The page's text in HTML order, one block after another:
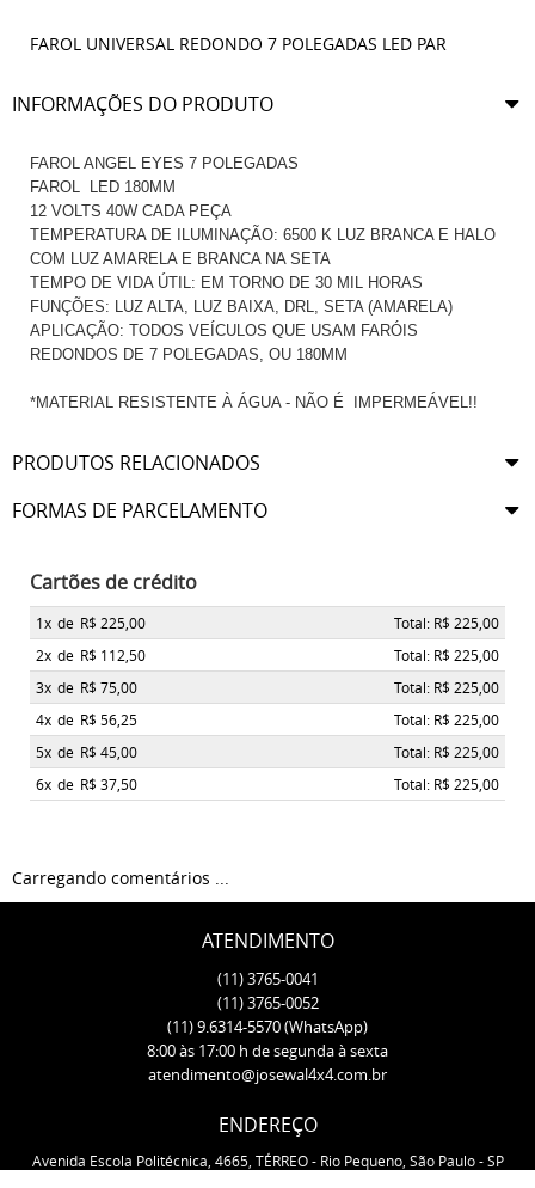
FAROL UNIVERSAL REDONDO 7 POLEGADAS LED PAR
INFORMAÇÕES DO PRODUTO
FAROL ANGEL EYES 7 POLEGADAS
FAROL LED 180MM
12 VOLTS 40W CADA PEÇA
TEMPERATURA DE ILUMINAÇÃO: 6500 K LUZ BRANCA E HALO
COM LUZ AMARELA E BRANCA NA SETA
TEMPO DE VIDA ÚTIL: EM TORNO DE 30 MIL HORAS
FUNÇÕES: LUZ ALTA, LUZ BAIXA, DRL, SETA (AMARELA)
APLICAÇÃO: TODOS VEÍCULOS QUE USAM FARÓIS
REDONDOS DE 7 POLEGADAS, OU 180MM
*MATERIAL RESISTENTE À ÁGUA - NÃO É IMPERMEÁVEL!!
PRODUTOS RELACIONADOS
FORMAS DE PARCELAMENTO
Cartões de crédito
1x de R$ 225,00
Total: R$ 225,00
2x de R$ 112,50
Total: R$ 225,00
3x de R$ 75,00
Total: R$ 225,00
4x de R$ 56,25
Total: R$ 225,00
5x de R$ 45,00
Total: R$ 225,00
6x de R$ 37,50 Total: R$ 225,00
Carregando comentários ...
ATENDIMENTO
(11)3765-0041
(11)3765-0052
(11)9.6314-5570(WhatsApp)
8:00 às 17:00 h de segunda à sexta
atendimento@josewal4x4.com.br
ENDEREÇO
Avenida Escola Politécnica, 4665, TÉRREO- Rio Pequeno, São Paulo-SP